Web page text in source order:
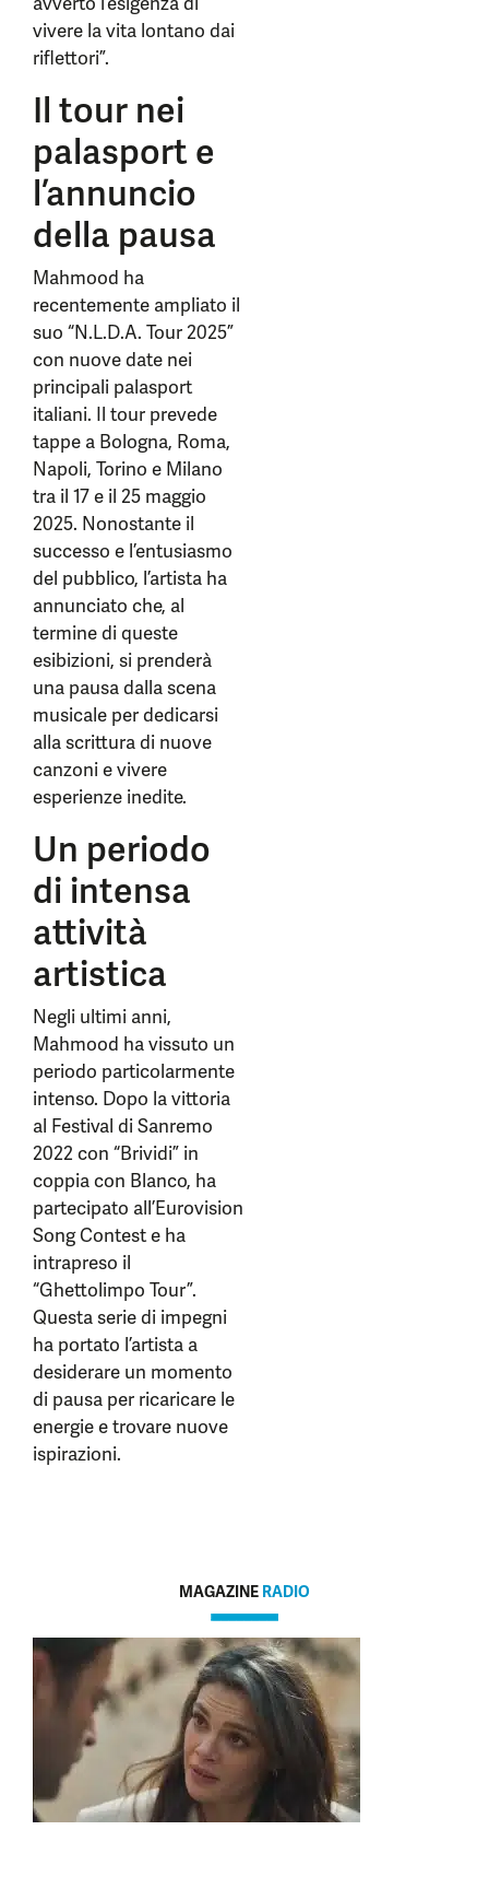
vivere la vita lontano dai
riflettori”.
Il tour nei
palasport e
l’annuncio
della pausa
Mahmood ha
recentemente ampliato il
suo “N.L.D.A. Tour 2025”
con nuove date nei
principali palasport
italiani. Il tour prevede
tappe a Bologna, Roma,
Napoli, Torino e Milano
tra il 17 e il 25 maggio
2025. Nonostante il
successo e l’entusiasmo
del pubblico, l’artista ha
annunciato che, al
termine di queste
esibizioni, si prenderà
una pausa dalla scena
musicale per dedicarsi
alla scrittura di nuove
canzoni e vivere
esperienze inedite.
Un periodo
di intensa
attività
artistica
Negli ultimi anni,
Mahmood ha vissuto un
periodo particolarmente
intenso. Dopo la vittoria
al Festival di Sanremo
2022 con “Brividi” in
coppia con Blanco, ha
partecipato all’Eurovision
Song Contest e ha
intrapreso il
“Ghettolimpo Tour”.
Questa serie di impegni
ha portato l’artista a
desiderare un momento
di pausa per ricaricare le
energie e trovare nuove
ispirazioni.
MAGAZINE RADIO